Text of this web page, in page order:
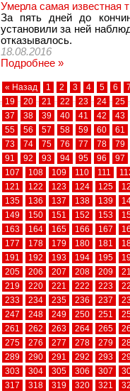
Умерла самая известная
За пять дней до
установили за ней
отказывалось.
18.08.2016
Подробнее »
« Назад 1 2 3 4 5 6
19
20 21 22 23 24
25
37
38 39 40 41 42
43
55
56 57 58 59 60
61
73
74 75 76 77 78
79
91
92 93 94 95 96
97
107
108 109 110 111
121
122 123 124 125
135
136 137 138 139
149
150 151 152 153
163
164 165 166 167
177
178 179 180 181
191
192 193 194 195
205
206 207 208 209
219
220 221 222 223
233
234 235 236 237
247
248 249 250 251
261
262 263 264 265
275
276 277 278 279
289
290 291 292 293
303
304 305 306 307
317
318 319 320 321